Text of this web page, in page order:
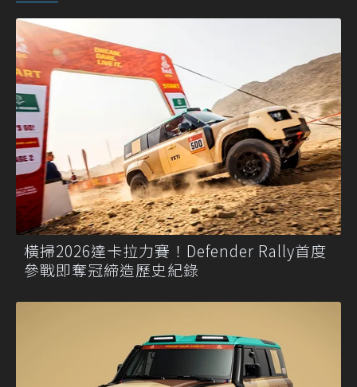
橫掃2026達卡拉力賽！Defender Rally首度
參戰即奪冠締造歷史紀錄